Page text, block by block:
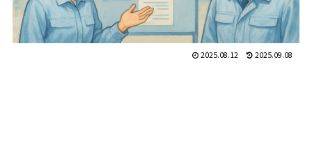
2025.08.12 2025.09.08